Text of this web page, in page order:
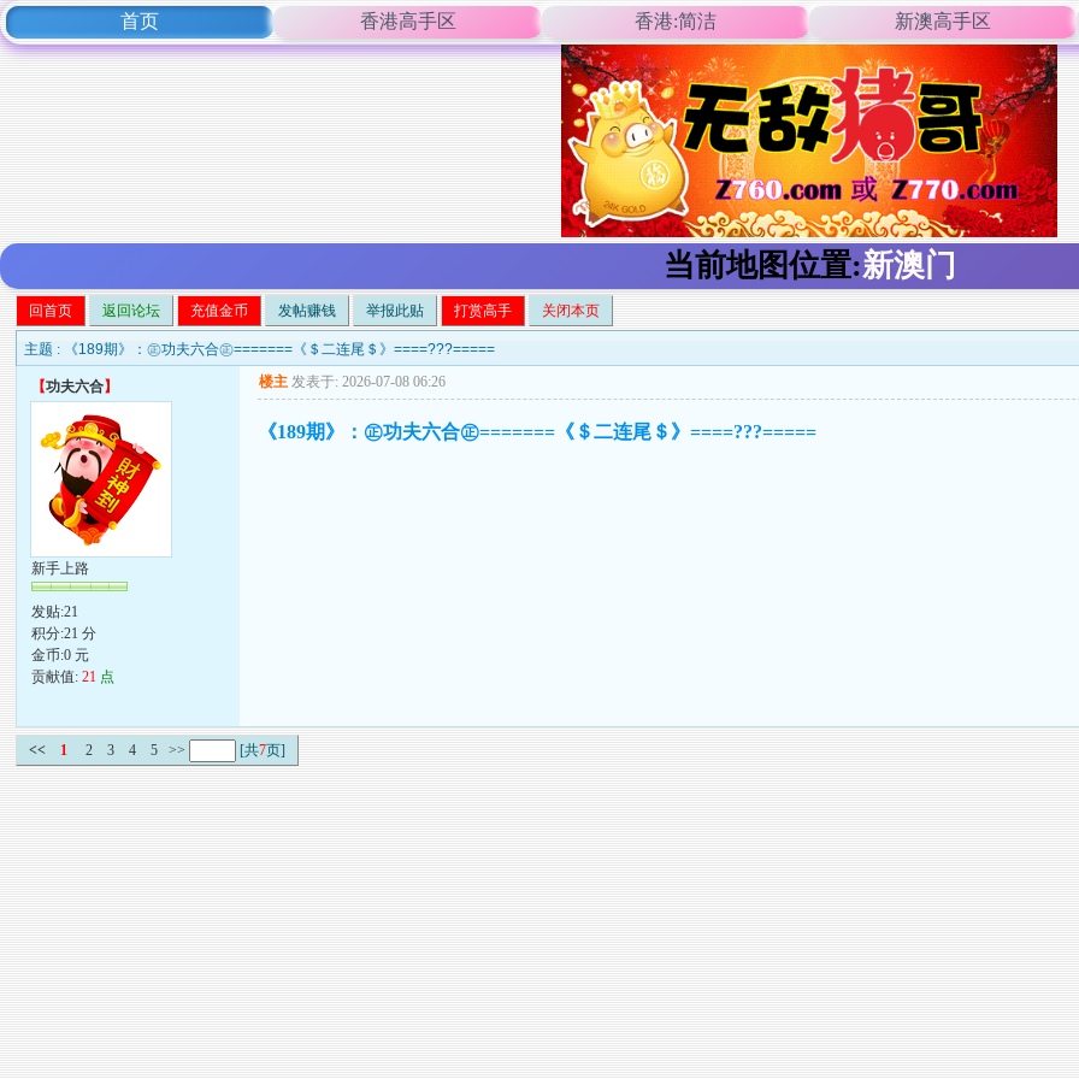
首页 香港高手区 香港:简洁 新澳高手区
当前地图位置:新澳门
回首页 返回论坛 充值金币 发帖赚钱 举报此贴 打赏高手 关闭本页
主题 : 《189期》：㊣功夫六合㊣=======《＄二连尾＄》====???=====
【功夫六合】
新手上路
发贴:21
积分:21 分
金币:0 元
贡献值:21 点
楼主 发表于: 2026-07-08 06:26
《189期》：㊣功夫六合㊣=======《＄二连尾＄》====???=====
<< 1 2 3 4 5 >> [共7页]